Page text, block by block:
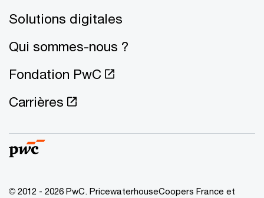
Solutions digitales
Qui sommes-nous ?
Fondation PwC
Carrières
© 2012 - 2026 PwC. PricewaterhouseCoopers France et